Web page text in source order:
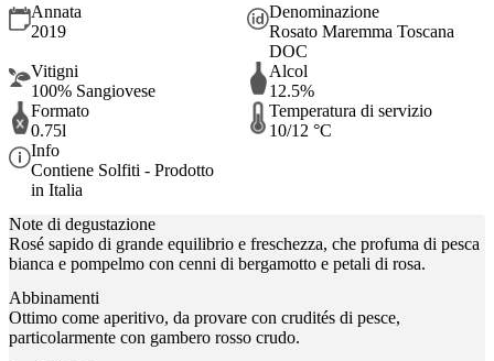
Annata
2019
Denominazione
Rosato Maremma Toscana
DOC
Vitigni
100% Sangiovese
Alcol
12.5%
Formato
0.75l
Temperatura di servizio
10/12 °C
Info
Contiene Solfiti - Prodotto
in Italia
Note di degustazione
Rosé sapido di grande equilibrio e freschezza, che profuma di pesca
bianca e pompelmo con cenni di bergamotto e petali di rosa.
Abbinamenti
Ottimo come aperitivo, da provare con crudités di pesce,
particolarmente con gambero rosso crudo.